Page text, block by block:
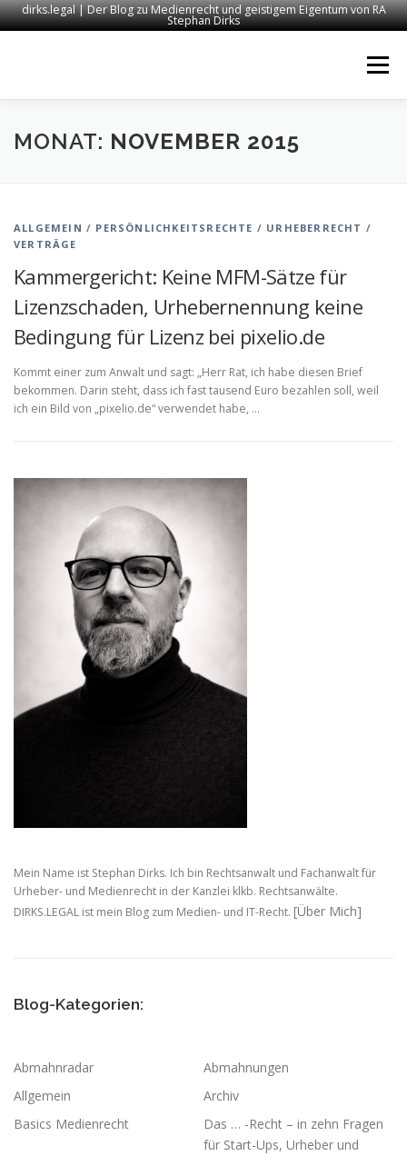
dirks.legal | Der Blog zu Medienrecht und geistigem Eigentum von RA
Stephan Dirks
Menü
START KONTAKT RECHTSANWALT DIRKS
MONAT: NOVEMBER 2015
ALLGEMEIN / PERSÖNLICHKEITSRECHTE / URHEBERRECHT /
VERTRÄGE
Kammergericht: Keine MFM-Sätze für
Lizenzschaden, Urhebernennung keine
Bedingung für Lizenz bei pixelio.de
Kommt einer zum Anwalt und sagt: „Herr Rat, ich habe diesen Brief
bekommen. Darin steht, dass ich fast tausend Euro bezahlen soll, weil
ich ein Bild von „pixelio.de“ verwendet habe, …
Mein Name ist Stephan Dirks. Ich bin Rechtsanwalt und Fachanwalt für
Urheber- und Medienrecht in der Kanzlei klkb. Rechtsanwälte.
DIRKS.LEGAL ist mein Blog zum Medien- und IT-Recht. [Über Mich]
Blog-Kategorien:
Abmahnradar
Abmahnungen
Allgemein
Archiv
Basics Medienrecht
Das … -Recht – in zehn Fragen
für Start-Ups, Urheber und